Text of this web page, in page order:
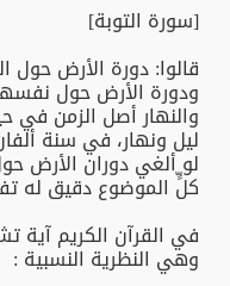
[سورة التوبة]
قالوا: دورة الأرض
ودورة الأرض حول نفسها
والنهار أصل الزمن في
ليل ونهار، في سنة
لو ألغي دوران الأرض
كلٍّ الموضوع دقيق له
في القرآن الكريم آية
وهي النظرية النسبية :